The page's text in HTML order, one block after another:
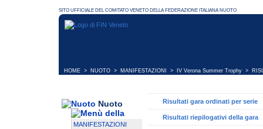
HOME > NUOTO > MANIFESTAZIONI > IV Verona Summer Trophy >
Nuoto
MANIFESTAZIONI
Risultati gara ordinati per serie
Risultati riepilogativi della gara